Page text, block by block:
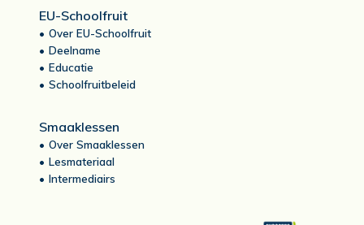
EU-Schoolfruit
Over EU-Schoolfruit
Deelname
Educatie
Schoolfruitbeleid
Smaaklessen
Over Smaaklessen
Lesmateriaal
Intermediairs